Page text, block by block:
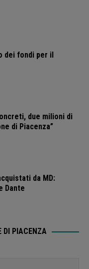
dei fondi per il
due milioni di
di Piacenza”
da MD:
Dante
DI PIACENZA